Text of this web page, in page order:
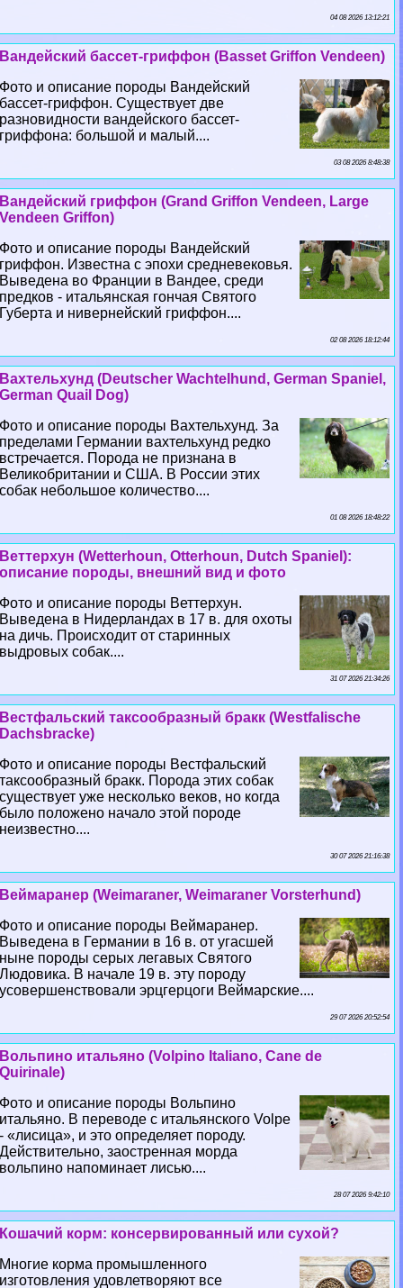
04 08 2026 13:12:21
Вандейский бассет-гриффон (Basset Griffon Vendeen)
Фото и описание породы Вандейский
бассет-гриффон. Существует две
разновидности вандейского бассет-
гриффона: большой и малый....
03 08 2026 8:48:38
Вандейский гриффон (Grand Griffon Vendeen, Large
Vendeen Griffon)
Фото и описание породы Вандейский
гриффон. Известна с эпохи средневековья.
Выведена во Франции в Вандее, среди
предков - итальянская гончая Святого
Губерта и нивернейский гриффон....
02 08 2026 18:12:44
Вахтельхунд (Deutscher Wachtelhund, German Spaniel,
German Quail Dog)
Фото и описание породы Вахтельхунд. За
пределами Германии вахтельхунд редко
встречается. Порода не признана в
Великобритании и США. В России этих
собак небольшое количество....
01 08 2026 18:48:22
Веттерхун (Wetterhoun, Otterhoun, Dutch Spaniel):
описание породы, внешний вид и фото
Фото и описание породы Веттерхун.
Выведена в Нидерландах в 17 в. для охоты
на дичь. Происходит от старинных
выдровых собак....
31 07 2026 21:34:26
Вестфальский таксообразный бpaкк (Westfalische
Dachsbracke)
Фото и описание породы Вестфальский
таксообразный бpaкк. Порода этих собак
существует уже несколько веков, но когда
было положено начало этой породе
неизвестно....
30 07 2026 21:16:38
Веймаранер (Weimaraner, Weimaraner Vorsterhund)
Фото и описание породы Веймаранер.
Выведена в Германии в 16 в. от угасшей
ныне породы серых легавых Святого
Людовика. В начале 19 в. эту породу
усовершенствовали эрцгерцоги Веймарские....
29 07 2026 20:52:54
Вольпино итальяно (Volpino Italiano, Cane de
Quirinale)
Фото и описание породы Вольпино
итальяно. В переводе с итальянского Volpe
- «лисица», и это определяет породу.
Действительно, заостренная морда
вольпино напоминает лисью....
28 07 2026 9:42:10
Кошачий корм: консервированный или сухой?
Многие корма промышленного
изготовления удовлетворяют все